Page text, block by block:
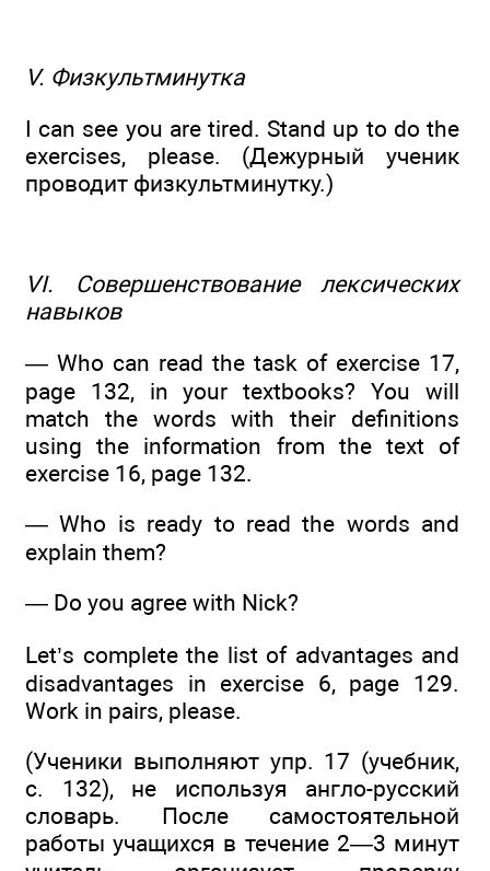
V. Физкультминутка
I can see you are tired. Stand up to do the
exercises, please. (Дежурный ученик
проводит физкультминутку.)
VI. Совершенствование лексических
навыков
— Who can read the task of exercise 17,
page 132, in your textbooks? You will
match the words with their definitions
using the information from the text of
exercise 16, page 132.
— Who is ready to read the words and
explain them?
— Do you agree with Nick?
Let’s complete the list of advantages and
disadvantages in exercise 6, page 129.
Work in pairs, please.
(Ученики выполняют упр. 17 (учебник,
с. 132), не используя англо-русский
словарь. После самостоятельной
работы учащихся в течение 2—3 минут